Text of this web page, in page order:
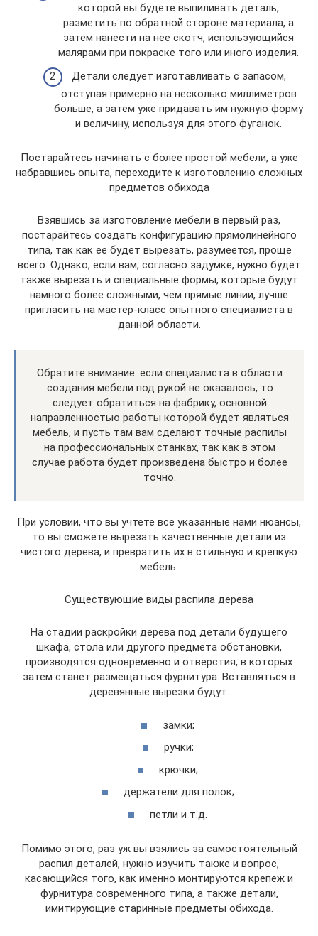
которой вы будете выпиливать деталь,
разметить по обратной стороне материала, а
затем нанести на нее скотч, использующийся
малярами при покраске того или иного изделия.
Детали следует изготавливать с запасом,
отступая примерно на несколько миллиметров
больше, а затем уже придавать им нужную форму
и величину, используя для этого фуганок.
Постарайтесь начинать с более простой мебели, а уже
набравшись опыта, переходите к изготовлению сложных
предметов обихода
Взявшись за изготовление мебели в первый раз,
постарайтесь создать конфигурацию прямолинейного
типа, так как ее будет вырезать, разумеется, проще
всего. Однако, если вам, согласно задумке, нужно будет
также вырезать и специальные формы, которые будут
намного более сложными, чем прямые линии, лучше
пригласить на мастер-класс опытного специалиста в
данной области.
Обратите внимание: если специалиста в области
создания мебели под рукой не оказалось, то
следует обратиться на фабрику, основной
направленностью работы которой будет являться
мебель, и пусть там вам сделают точные распилы
на профессиональных станках, так как в этом
случае работа будет произведена быстро и более
точно.
При условии, что вы учтете все указанные нами нюансы,
то вы сможете вырезать качественные детали из
чистого дерева, и превратить их в стильную и крепкую
мебель.
Существующие виды распила дерева
На стадии раскройки дерева под детали будущего
шкафа, стола или другого предмета обстановки,
производятся одновременно и отверстия, в которых
затем станет размещаться фурнитура. Вставляться в
деревянные вырезки будут:
замки;
ручки;
крючки;
держатели для полок;
петли и т.д.
Помимо этого, раз уж вы взялись за самостоятельный
распил деталей, нужно изучить также и вопрос,
касающийся того, как именно монтируются крепеж и
фурнитура современного типа, а также детали,
имитирующие старинные предметы обихода.